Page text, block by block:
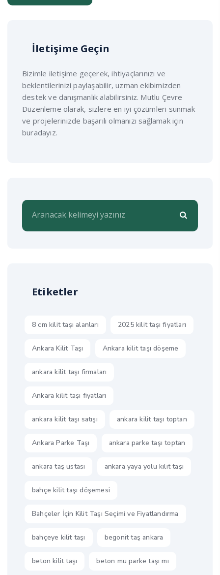
İletişime Geçin
Bizimle iletişime geçerek, ihtiyaçlarınızı ve
beklentilerinizi paylaşabilir, uzman ekibimizden
destek ve danışmanlık alabilirsiniz. Mutlu Çevre
Düzenleme olarak, sizlere en iyi çözümleri sunmak
ve projelerinizde başarılı olmanızı sağlamak için
buradayız.
Etiketler
8 cm kilit taşı alanları 2025 kilit taşı fiyatları
Ankara Kilit Taşı Ankara kilit taşı döşeme
ankara kilit taşı firmaları
Ankara kilit taşı fiyatları
ankara kilit taşı satışı ankara kilit taşı toptan
Ankara Parke Taşı ankara parke taşı toptan
ankara taş ustası ankara yaya yolu kilit taşı
bahçe kilit taşı döşemesi
Bahçeler İçin Kilit Taşı Seçimi ve Fiyatlandırma
bahçeye kilit taşı begonit taş ankara
beton kilit taşı beton mu parke taşı mı